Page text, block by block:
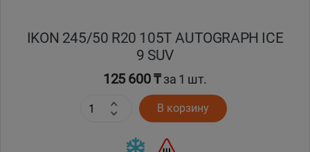
IKON 245/50 R20 105T AUTOGRAPH ICE
9 SUV
125 600 ₸за 1 шт.
В корзину